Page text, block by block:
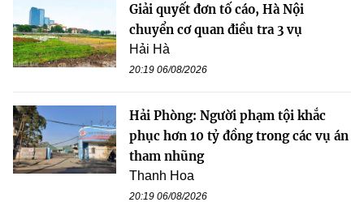
Giải quyết đơn tố cáo, Hà Nội
chuyển cơ quan điều tra 3 vụ
Hải Hà
20:19 06/08/2026
Hải Phòng: Người phạm tội khắc
phục hơn 10 tỷ đồng trong các vụ án
tham nhũng
Thanh Hoa
20:19 06/08/2026